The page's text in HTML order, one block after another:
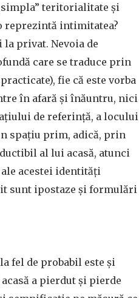
teritorialitate și
reprezintă intimitatea?
privat. Nevoia de
care se traduce prin
fie că este vorba
în afară și înăuntru, nici
de referință, a locului
spațiu prim, adică, prin
al lui acasă, atunci
acestei identități
sunt ipostaze și formulări
fel de probabil este și
a pierdut și pierde